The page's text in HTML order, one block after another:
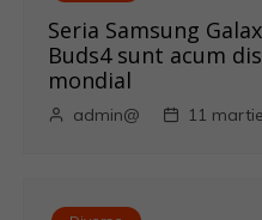
Seria Samsung
Buds4 sunt acum
mondial
admin@ 11